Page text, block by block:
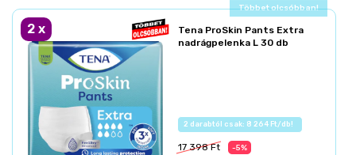
Ajándék akció!
2 x
Tena ProSkin Pants Extra
nadrágpelenka L 30 db
Az akció részletei
17 398 Ft -5%